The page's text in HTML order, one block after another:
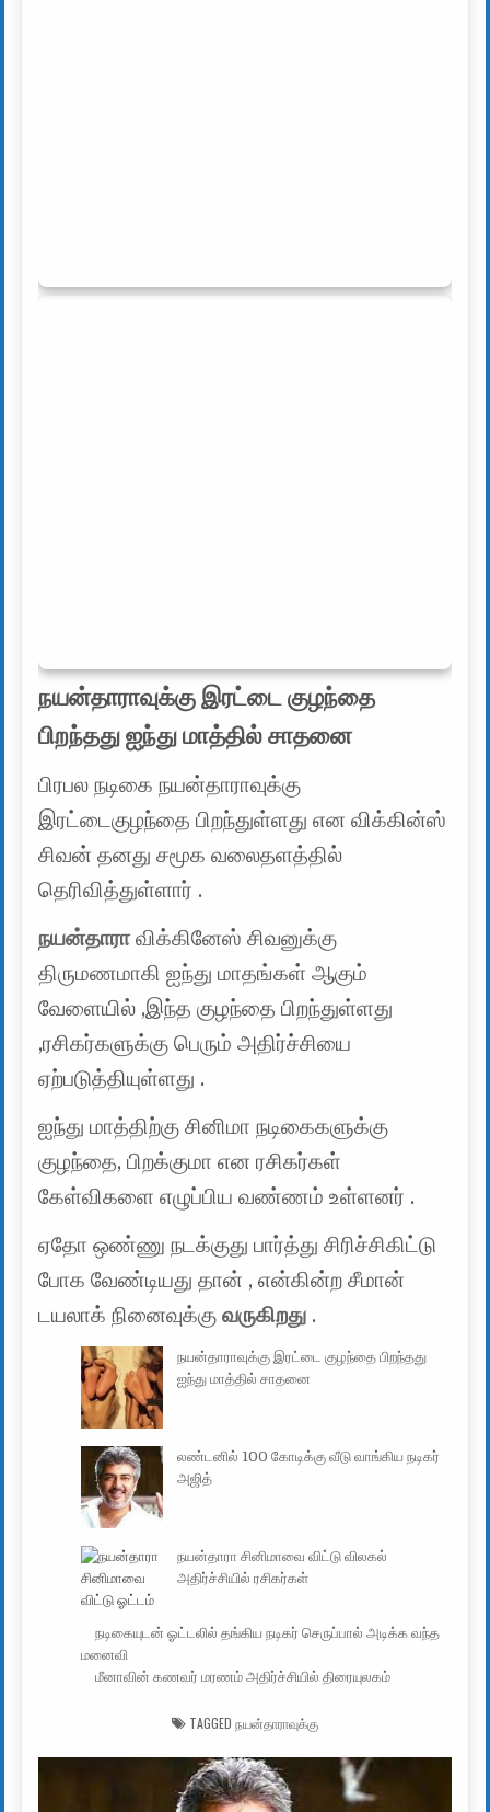
நயன்தாராவுக்கு இரட்டை குழந்தை
பிறந்தது ஐந்து மாத்தில் சாதனை
பிரபல நடிகை நயன்தாராவுக்கு
இரட்டைகுழந்தை பிறந்துள்ளது என விக்கின்ஸ்
சிவன் தனது சமூக வலைதளத்தில்
தெரிவித்துள்ளார் .
நயன்தாராவிக்கினேஸ் சிவனுக்கு
திருமணமாகி ஐந்து மாதங்கள் ஆகும்
வேளையில் ,இந்த குழந்தை பிறந்துள்ளது
,ரசிகர்களுக்கு பெரும் அதிர்ச்சியை
ஏற்படுத்தியுள்ளது .
ஐந்து மாத்திற்கு சினிமா நடிகைகளுக்கு
குழந்தை, பிறக்குமா என ரசிகர்கள்
கேள்விகளை எழுப்பிய வண்ணம் உள்ளனர் .
ஏதோ ஒண்ணு நடக்குது பார்த்து சிரிச்சிகிட்டு
போக வேண்டியது தான் , என்கின்ற சீமான்
டயலாக் நினைவுக்குவருகிறது .
நயன்தாராவுக்கு இரட்டை குழந்தை பிறந்தது
ஐந்து மாத்தில் சாதனை
லண்டனில் 100 கோடிக்கு வீடு வாங்கிய நடிகர்
அஜித்
நயன்தாரா சினிமாவை விட்டு விலகல்
அதிர்ச்சியில் ரசிகர்கள்
நடிகையுடன் ஓட்டலில் தங்கிய நடிகர் செருப்பால் அடிக்க வந்த
மனைவி
மீனாவின் கணவர் மரணம் அதிர்ச்சியில் திரையுலகம்
TAGGED நயன்தாராவுக்கு